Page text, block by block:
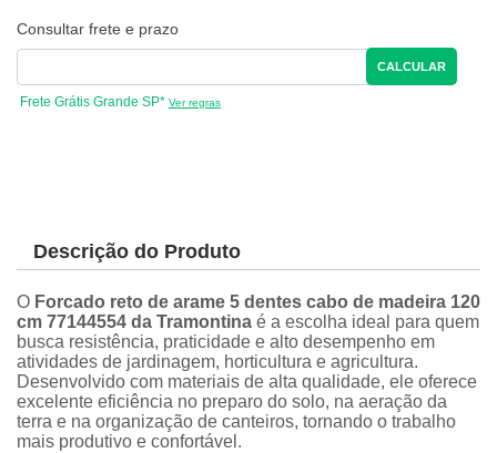
Consultar frete e prazo
CALCULAR
Frete Grátis Grande SP* Ver regras
Descrição do Produto
O Forcado reto de arame 5 dentes cabo de madeira 120
cm 77144554 da Tramontina é a escolha ideal para quem
busca resistência, praticidade e alto desempenho em
atividades de jardinagem, horticultura e agricultura.
Desenvolvido com materiais de alta qualidade, ele oferece
excelente eficiência no preparo do solo, na aeração da
terra e na organização de canteiros, tornando o trabalho
mais produtivo e confortável.